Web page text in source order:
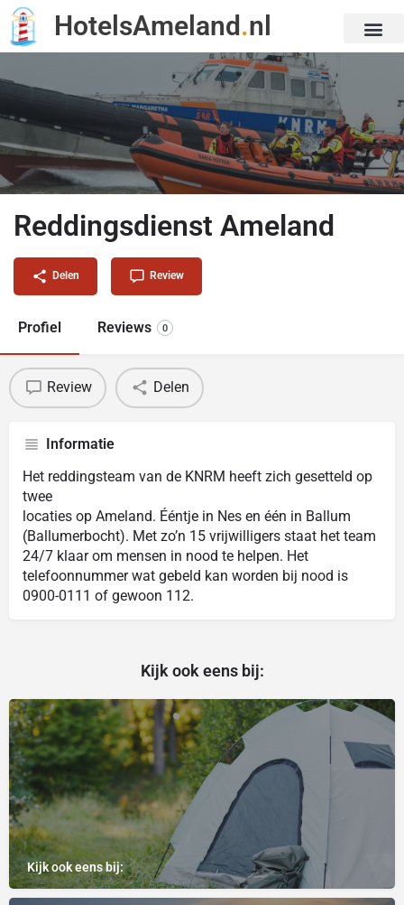
HotelsAmeland .nl
Reddingsdienst Ameland
Delen Review
Profiel Reviews 0
Review Delen
Informatie
Het reddingsteam van de KNRM heeft zich gesetteld op
twee
locaties op Ameland. Ééntje in Nes en één in Ballum
(Ballumerbocht). Met zo’n 15 vrijwilligers staat het team
24/7 klaar om mensen in nood te helpen. Het
telefoonnummer wat gebeld kan worden bij nood is
0900-0111 of gewoon 112.
Kijk ook eens bij:
Kijk ook eens bij: